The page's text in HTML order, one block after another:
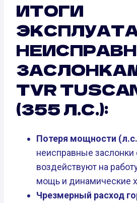
ИТОГИ
TVR
(355 Л.С.):
Потеря мощности
неисправные заслонки
воздействуют на
мощь и динамические
Чрезмерный расход